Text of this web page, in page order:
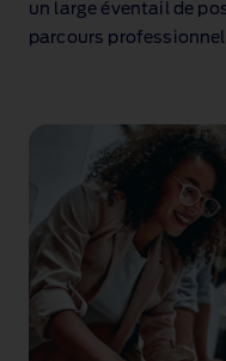
un large éventail de
parcours